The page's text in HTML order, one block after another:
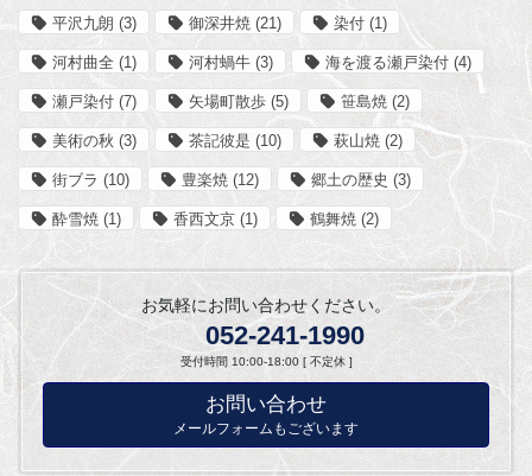
平沢九朗 (3) 御深井焼 (21) 染付 (1)
河村曲全 (1) 河村蝸牛 (3) 海を渡る瀬戸染付 (4)
瀬戸染付 (7) 矢場町散歩 (5) 笹島焼 (2)
美術の秋 (3) 茶記彼是 (10) 萩山焼 (2)
街ブラ (10) 豊楽焼 (12) 郷土の歴史 (3)
酔雪焼 (1) 香西文京 (1) 鶴舞焼 (2)
お気軽にお問い合わせください。
052-241-1990
受付時間 10:00-18:00 [ 不定休 ]
お問い合わせ
メールフォームもございます